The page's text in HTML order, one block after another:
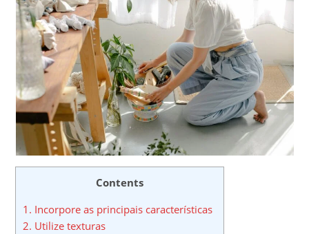
Contents
1. Incorpore as principais características
2. Utilize texturas